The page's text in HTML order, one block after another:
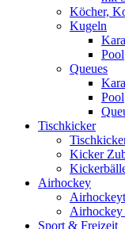
Köcher,
Kugeln
Pool
Queues
Pool
Tischkicker
Kicker
Airhockey
Airhockey
Sport & Freizeit